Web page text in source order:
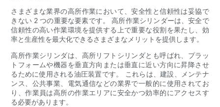
さまざまな業界の高所作業において、安全性と信頼性は妥協で
きない 2 つの重要な要素です。 高所作業シリンダーは、安全で
信頼性の高い作業環境を提供する上で重要な役割を果たし、効
率と生産性を最大化できるさまざまなメリットを提供します。
高所作業シリンダは、高所リフトシリンダとも呼ばれ、プラッ
トフォームや機器を垂直方向または垂直に近い方向に昇降させ
るために使用される油圧装置です。 これらは、建設、メンテナ
ンス、公共事業、電気通信などの業界で一般的に使用されてお
り、作業員は高所の作業エリアに安全かつ効率的にアクセスす
る必要があります。